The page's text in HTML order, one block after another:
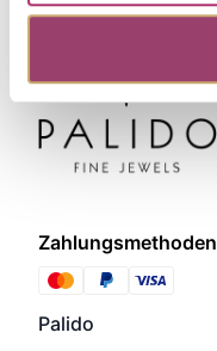
Zahlungsmethoden
Palido